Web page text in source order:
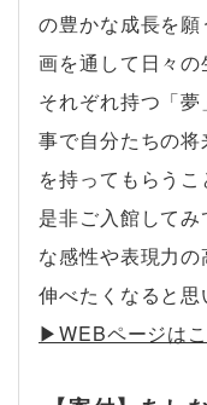
の豊かな成長を
画を通して日々
それぞれ持つ「
事で自分たちの将
を持ってもらうこ
是非ご入館して
な感性や表現力
伸べたくなると思
▶︎WEBページは